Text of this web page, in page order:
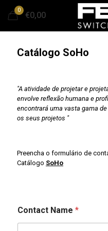
0
€0,00
Catálogo SoHo
"A atividade de projetar e
envolve reflexão humana e
encontrará uma vasta gama
os seus projetos "
Preencha o formulário de
Catálogo SoHo
Contact Name *